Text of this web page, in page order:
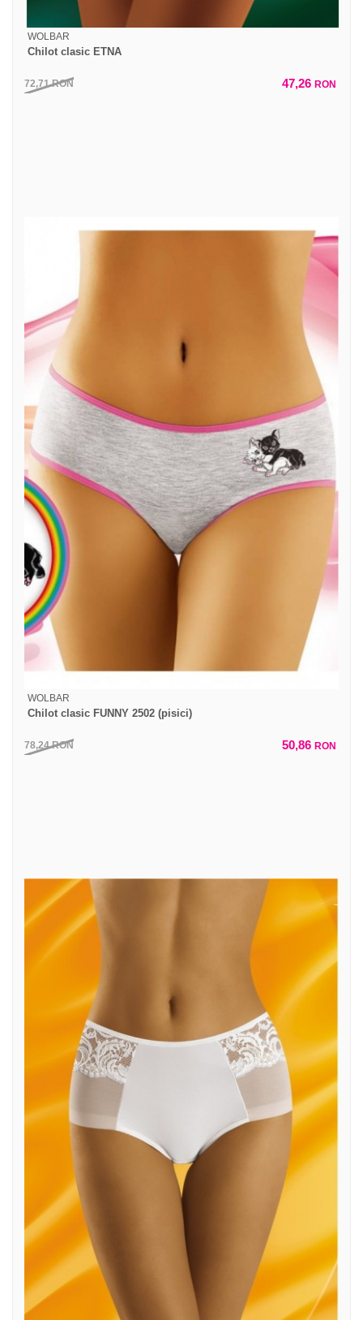
WOLBAR
Chilot clasic ETNA
72,71RON 47,26 RON
WOLBAR
Chilot clasic FUNNY 2502 (pisici)
78,24RON 50,86 RON